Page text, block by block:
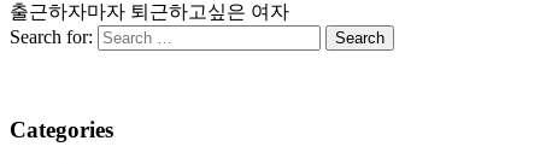
출근하자마자 퇴근하고싶은 여자
Search for:
Categories